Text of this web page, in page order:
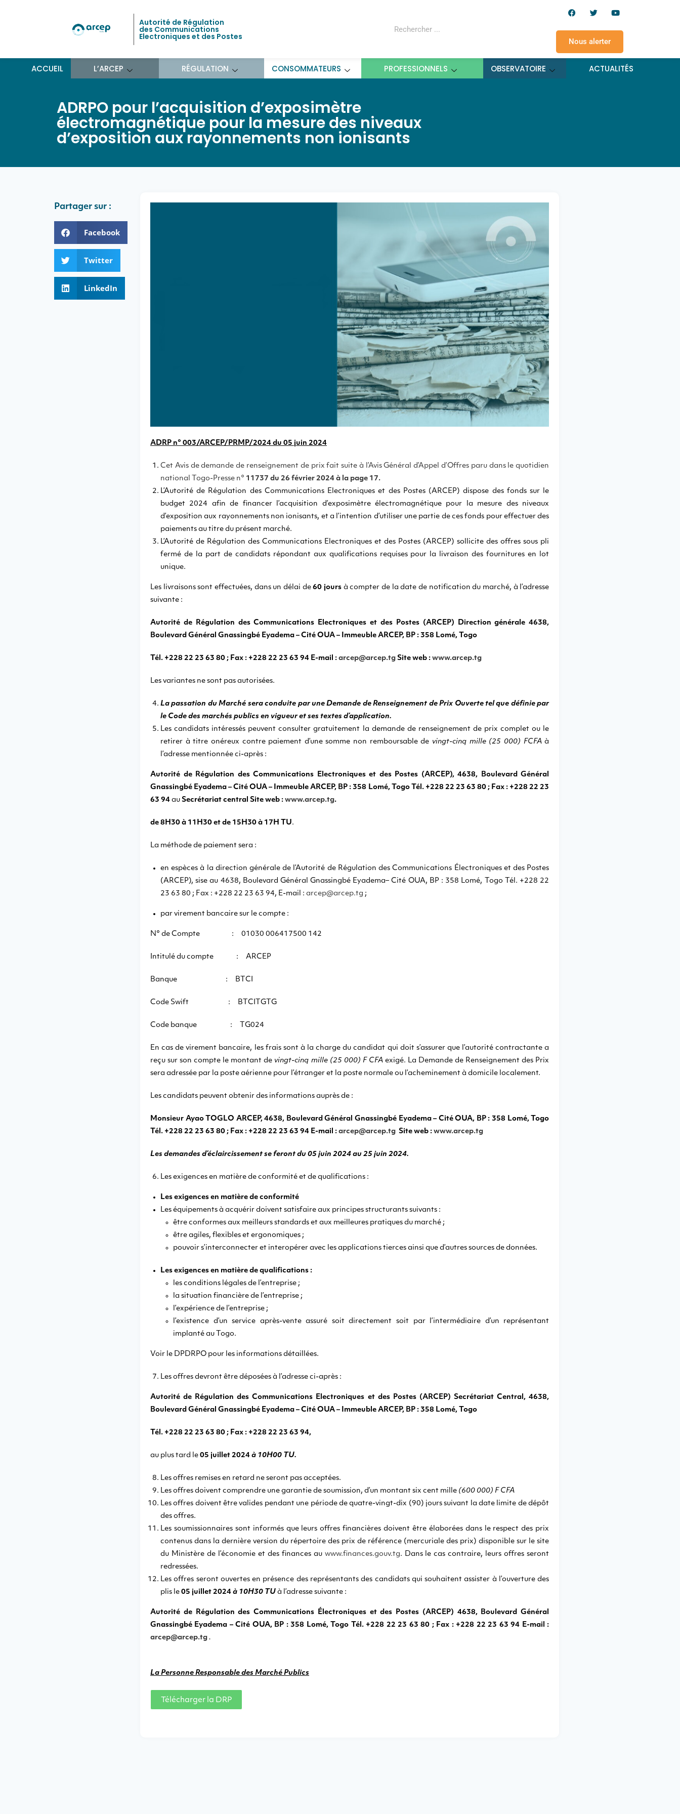
Autorité de Régulation
des Communications
Electroniques et des Postes
Nous alerter
ACCUEIL L’ARCEP RÉGULATION CONSOMMATEURS PROFESSIONNELS OBSERVATOIRE ACTUALITÉS
ADRPO pour l’acquisition d’exposimètre
électromagnétique pour la mesure des niveaux
d’exposition aux rayonnements non ionisants
Partager sur :
Facebook
Twitter
LinkedIn
ADRP n° 003/ARCEP/PRMP/2024 du 05 juin 2024
Cet Avis de demande de renseignement de prix fait suite à l’Avis Général d’Appel d’Offres paru dans le quotidien
national Togo-Presse n° 11737 du 26 février 2024 à la page 17.
L’Autorité de Régulation des Communications Electroniques et des Postes (ARCEP) dispose des fonds sur le
budget 2024 afin de financer l’acquisition d’exposimètre électromagnétique pour la mesure des niveaux
d’exposition aux rayonnements non ionisants, et a l’intention d’utiliser une partie de ces fonds pour effectuer des
paiements au titre du présent marché.
L’Autorité de Régulation des Communications Electroniques et des Postes (ARCEP) sollicite des offres sous pli
fermé de la part de candidats répondant aux qualifications requises pour la livraison des fournitures en lot
unique.
Les livraisons sont effectuées, dans un délai de60 joursà compter de la date de notification du marché, à l’adresse
suivante :
Autorité de Régulation des Communications Electroniques et des Postes (ARCEP) Direction générale 4638,
Boulevard Général Gnassingbé Eyadema – Cité OUA – Immeuble ARCEP, BP : 358 Lomé, Togo
Tél. +228 22 23 63 80 ; Fax : +228 22 23 63 94 E-mail : arcep@arcep.tgSite web : www.arcep.tg
Les variantes ne sont pas autorisées.
La passation du Marché sera conduite par une Demande de Renseignement de Prix Ouverte tel que définie par
le Code des marchés publics en vigueur et ses textes d’application.
Les candidats intéressés peuvent consulter gratuitement la demande de renseignement de prix complet ou le
retirer à titre onéreux contre paiement d’une somme non remboursable de vingt-cinq mille (25 000) FCFAà
l’adresse mentionnée ci-après :
Autorité de Régulation des Communications Electroniques et des Postes (ARCEP), 4638, Boulevard Général
Gnassingbé Eyadema – Cité OUA – Immeuble ARCEP, BP : 358 Lomé, Togo Tél. +228 22 23 63 80 ; Fax : +228 22 23
63 94 au Secrétariat central Site web : www.arcep.tg.
de 8H30 à 11H30 et de 15H30 à 17H TU.
La méthode de paiement sera :
en espèces à la direction générale de l’Autorité de Régulation des Communications Électroniques et des Postes
(ARCEP), sise au 4638, Boulevard Général Gnassingbé Eyadema– Cité OUA, BP : 358 Lomé, Togo Tél. +228 22
23 63 80 ; Fax : +228 22 23 63 94, E-mail : arcep@arcep.tg ;
par virement bancaire sur le compte :
N° de Compte : 01030 006417500 142
Intitulé du compte : ARCEP
Banque : BTCI
Code Swift : BTCITGTG
Code banque : TG024
En cas de virement bancaire, les frais sont à la charge du candidat qui doit s’assurer que l’autorité contractante a
reçu sur son compte le montant de vingt-cinq mille (25 000) F CFAexigé. La Demande de Renseignement des Prix
sera adressée par la poste aérienne pour l’étranger et la poste normale ou l’acheminement à domicile localement.
Les candidats peuvent obtenir des informations auprès de :
Monsieur Ayao TOGLO ARCEP, 4638, Boulevard Général Gnassingbé Eyadema – Cité OUA, BP : 358 Lomé, Togo
Tél. +228 22 23 63 80 ; Fax : +228 22 23 63 94 E-mail : arcep@arcep.tgSite web : www.arcep.tg
Les demandes d’éclaircissement se feront du 05 juin 2024 au 25 juin 2024.
Les exigences en matière de conformité et de qualifications :
Les exigences en matière de conformité
Les équipements à acquérir doivent satisfaire aux principes structurants suivants :
être conformes aux meilleurs standards et aux meilleures pratiques du marché ;
être agiles, flexibles et ergonomiques ;
pouvoir s’interconnecter et interopérer avec les applications tierces ainsi que d’autres sources de données.
Les exigences en matière de qualifications :
les conditions légales de l’entreprise ;
la situation financière de l’entreprise ;
l’expérience de l’entreprise ;
l’existence d’un service après-vente assuré soit directement soit par l’intermédiaire d’un représentant
implanté au Togo.
Voir le DPDRPO pour les informations détaillées.
Les offres devront être déposées à l’adresse ci-après :
Autorité de Régulation des Communications Electroniques et des Postes (ARCEP) Secrétariat Central, 4638,
Boulevard Général Gnassingbé Eyadema – Cité OUA – Immeuble ARCEP, BP : 358 Lomé, Togo
Tél. +228 22 23 63 80 ; Fax : +228 22 23 63 94,
au plus tard le 05 juillet 2024à 10H00 TU.
Les offres remises en retard ne seront pas acceptées.
Les offres doivent comprendre une garantie de soumission, d’un montant six cent mille(600 000) F CFA
Les offres doivent être valides pendant une période de quatre-vingt-dix (90) jours suivant la date limite de dépôt
des offres.
Les soumissionnaires sont informés que leurs offres financières doivent être élaborées dans le respect des prix
contenus dans la dernière version du répertoire des prix de référence (mercuriale des prix) disponible sur le site
du Ministère de l’économie et des finances au www.finances.gouv.tg. Dans le cas contraire, leurs offres seront
redressées.
Les offres seront ouvertes en présence des représentants des candidats qui souhaitent assister à l’ouverture des
plis le 05 juillet 2024à 10H30 TUà l’adresse suivante :
Autorité de Régulation des Communications Électroniques et des Postes (ARCEP) 4638, Boulevard Général
Gnassingbé Eyadema – Cité OUA, BP : 358 Lomé, Togo Tél. +228 22 23 63 80 ; Fax : +228 22 23 63 94 E-mail :
arcep@arcep.tg .
La Personne Responsable des Marché Publics
Télécharger la DRP